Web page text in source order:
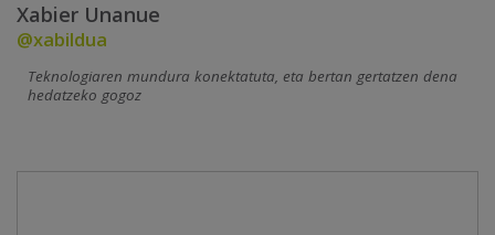
Xabier Unanue
@xabildua
Teknologiaren mundura konektatuta, eta bertan gertatzen dena
hedatzeko gogoz